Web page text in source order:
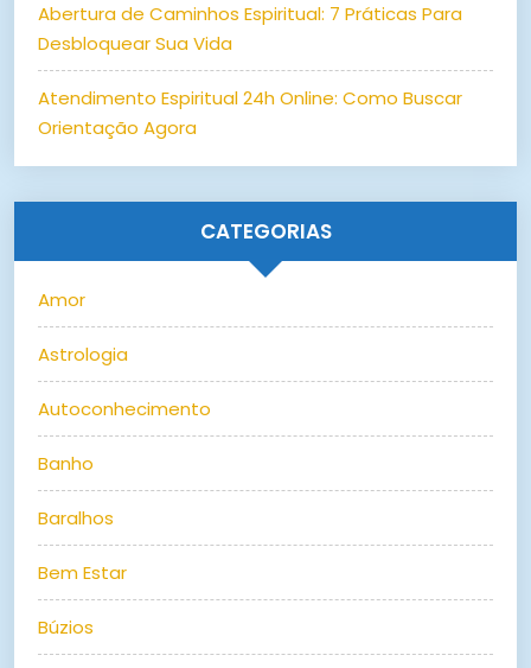
Abertura de Caminhos Espiritual: 7 Práticas Para
Desbloquear Sua Vida
Atendimento Espiritual 24h Online: Como Buscar
Orientação Agora
CATEGORIAS
Amor
Astrologia
Autoconhecimento
Banho
Baralhos
Bem Estar
Búzios